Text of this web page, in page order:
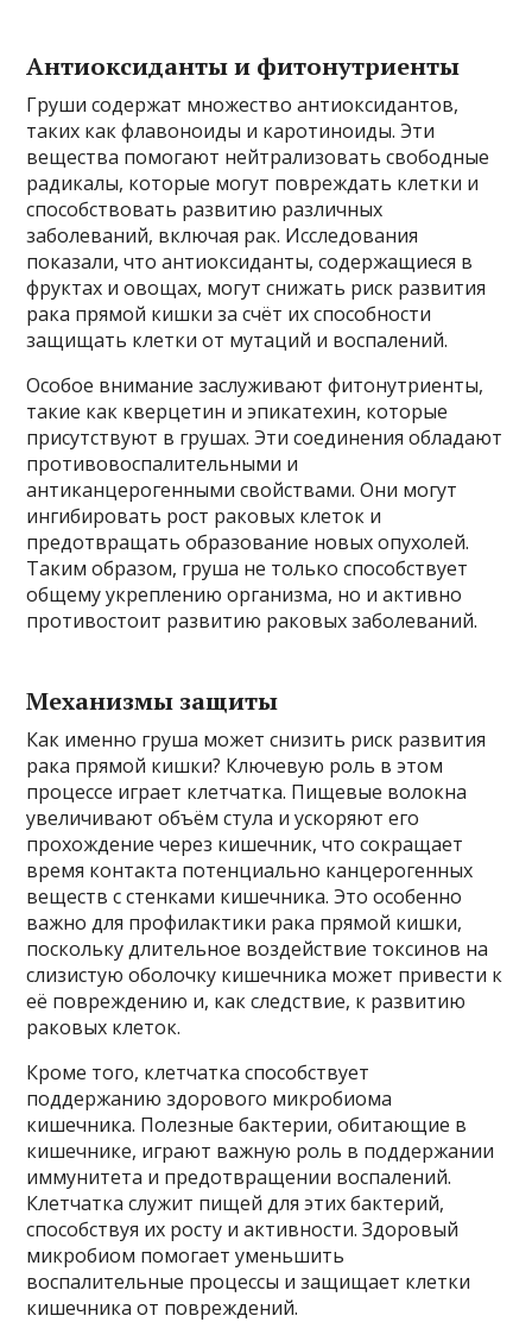
Антиоксиданты и фитонутриенты
Груши содержат множество антиоксидантов,
таких как флавоноиды и каротиноиды. Эти
вещества помогают нейтрализовать свободные
радикалы, которые могут повреждать клетки и
способствовать развитию различных
заболеваний, включая рак. Исследования
показали, что антиоксиданты, содержащиеся в
фруктах и овощах, могут снижать риск развития
рака прямой кишки за счёт их способности
защищать клетки от мутаций и воспалений.
Особое внимание заслуживают фитонутриенты,
такие как кверцетин и эпикатехин, которые
присутствуют в грушах. Эти соединения обладают
противовоспалительными и
антиканцерогенными свойствами. Они могут
ингибировать рост раковых клеток и
предотвращать образование новых опухолей.
Таким образом, груша не только способствует
общему укреплению организма, но и активно
противостоит развитию раковых заболеваний.
Механизмы защиты
Как именно груша может снизить риск развития
рака прямой кишки? Ключевую роль в этом
процессе играет клетчатка. Пищевые волокна
увеличивают объём стула и ускоряют его
прохождение через кишечник, что сокращает
время контакта потенциально канцерогенных
веществ с стенками кишечника. Это особенно
важно для профилактики рака прямой кишки,
поскольку длительное воздействие токсинов на
слизистую оболочку кишечника может привести к
её повреждению и, как следствие, к развитию
раковых клеток.
Кроме того, клетчатка способствует
поддержанию здорового микробиома
кишечника. Полезные бактерии, обитающие в
кишечнике, играют важную роль в поддержании
иммунитета и предотвращении воспалений.
Клетчатка служит пищей для этих бактерий,
способствуя их росту и активности. Здоровый
микробиом помогает уменьшить
воспалительные процессы и защищает клетки
кишечника от повреждений.